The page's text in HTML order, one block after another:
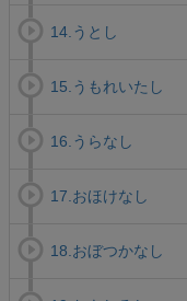
14.うとし
15.うもれいたし
16.うらなし
17.おほけなし
18.おぼつかなし